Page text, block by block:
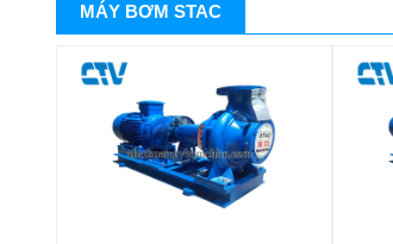
MÁY BƠM STAC